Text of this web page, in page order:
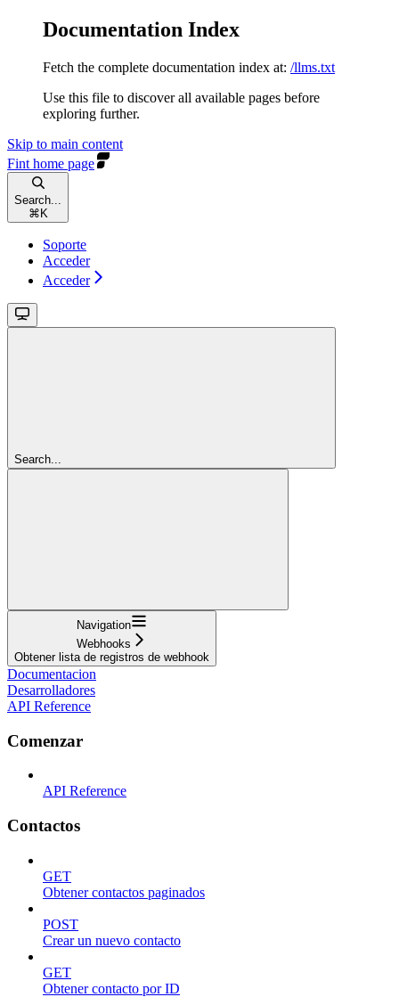
Documentation Index
Fetch the complete documentation index at: /llms.txt
Use this file to discover all available pages before
exploring further.
Skip to main content
Fint home page
Search...
⌘ K
Soporte
Acceder
Acceder
Search...
Navigation
Webhooks
Obtener lista de registros de webhook
Documentacion
Desarrolladores
API Reference
Comenzar
API Reference
Contactos
GET
Obtener contactos paginados
POST
Crear un nuevo contacto
GET
Obtener contacto por ID